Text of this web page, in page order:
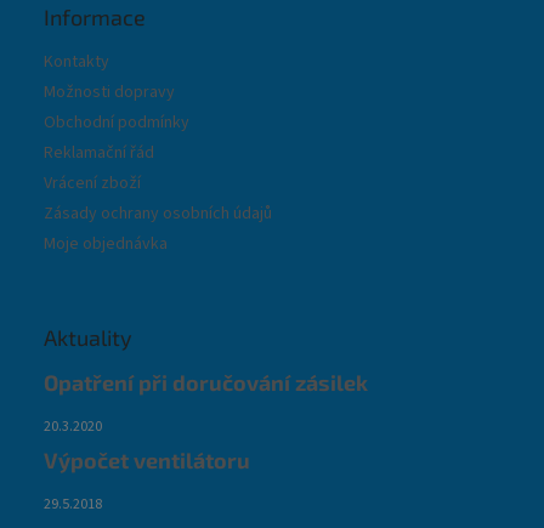
Informace
Kontakty
Možnosti dopravy
Obchodní podmínky
Reklamační řád
Vrácení zboží
Zásady ochrany osobních údajů
Moje objednávka
Aktuality
Opatření při doručování zásilek
20.3.2020
Výpočet ventilátoru
29.5.2018